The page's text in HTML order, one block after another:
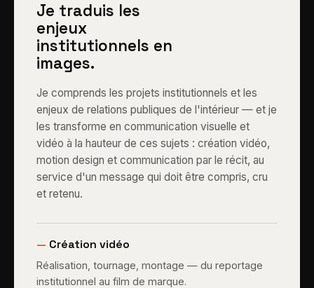
Je traduis les
enjeux
institutionnels en
images.
Je comprends les projets institutionnels et les
enjeux de relations publiques de l'intérieur — et je
les transforme en communication visuelle et
vidéo à la hauteur de ces sujets : création vidéo,
motion design et communication par le récit, au
service d'un message qui doit être compris, cru
et retenu.
— Création vidéo
Réalisation, tournage, montage — du reportage
institutionnel au film de marque.